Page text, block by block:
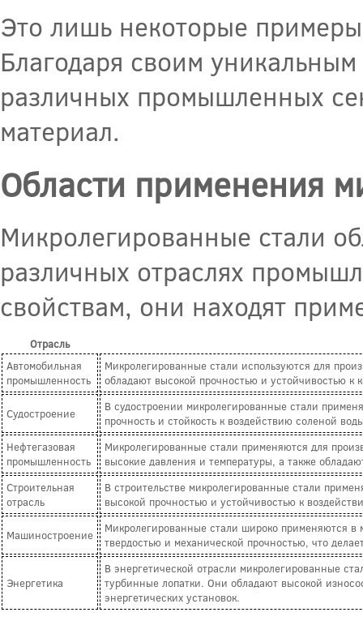
Это лишь некоторые
Благодаря своим
различных промышленных
материал.
Области применения
Микролегированные стали
различных отраслях
свойствам, они находят
Отрасль
Автомобильная
промышленность
Микролегированные стали используются для
обладают высокой прочностью и устойчивостью к
Судостроение
В судостроении микролегированные стали
прочность и стойкость к воздействию соленой
Нефтегазовая
промышленность
Микролегированные стали применяются для
высокие давления и температуры, а также
Строительная
отрасль
В строительстве микролегированные стали
высокой прочностью и устойчивостью к
Машиностроение
Микролегированные стали широко применяются в
твердостью и механической прочностью, что
Энергетика
В энергетической отрасли микролегированные
турбинные лопатки. Они обладают высокой
энергетических установок.